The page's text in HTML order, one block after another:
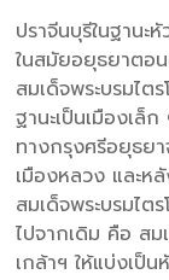
ปราจีนบุรีในฐานะ
ในสมัยอยุธยาตอ
สมเด็จพระบรมไต
ฐานะเป็นเมืองเล็
ทางกรุงศรีอยุธย
เมืองหลวง และห
สมเด็จพระบรมไต
ไปจากเดิม คือ สม
เกล้าฯ ให้แบ่งเป็